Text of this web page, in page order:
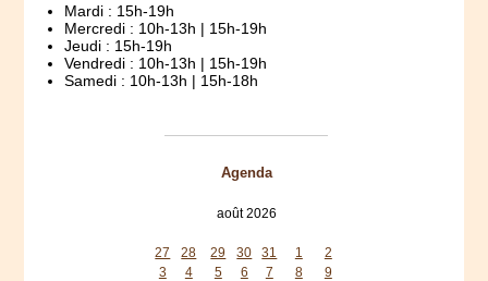
Mardi : 15h-19h
Mercredi : 10h-13h | 15h-19h
Jeudi : 15h-19h
Vendredi : 10h-13h | 15h-19h
Samedi : 10h-13h | 15h-18h
Agenda
août 2026
27
28 29 30 31 1
2
3
4 5 6 7 8
9